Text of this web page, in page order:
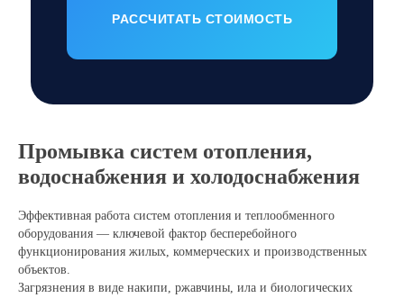
РАССЧИТАТЬ СТОИМОСТЬ
Промывка систем отопления,
водоснабжения и холодоснабжения
Эффективная работа систем отопления и теплообменного
оборудования — ключевой фактор бесперебойного
функционирования жилых, коммерческих и производственных
объектов.
Загрязнения в виде накипи, ржавчины, ила и биологических